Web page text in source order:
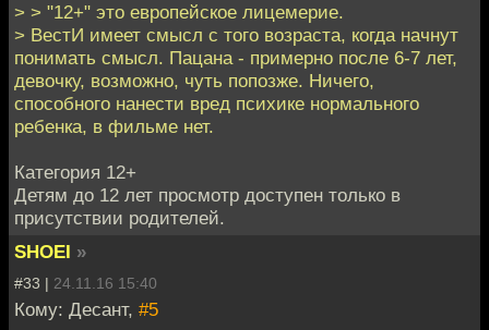
> > "12+" это европейское лицемерие.
> ВестИ имеет смысл с того возраста, когда начнут
понимать смысл. Пацана - примерно после 6-7 лет,
девочку, возможно, чуть попозже. Ничего,
способного нанести вред психике нормального
ребенка, в фильме нет.
Категория 12+
Детям до 12 лет просмотр доступен только в
присутствии родителей.
SHOEI »
#33 | 24.11.16 15:40
Кому: Десант, #5